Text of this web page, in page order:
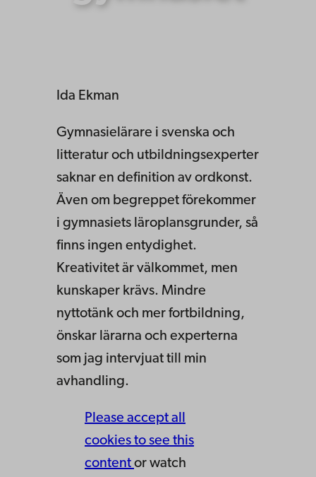
Ida Ekman
Gymnasielärare i svenska och
litteratur och utbildningsexperter
saknar en definition av ordkonst.
Även om begreppet förekommer
i gymnasiets läroplansgrunder, så
finns ingen entydighet.
Kreativitet är välkommet, men
kunskaper krävs. Mindre
nyttotänk och mer fortbildning,
önskar lärarna och experterna
som jag intervjuat till min
avhandling.
Please accept all
cookies to see this
content or watch